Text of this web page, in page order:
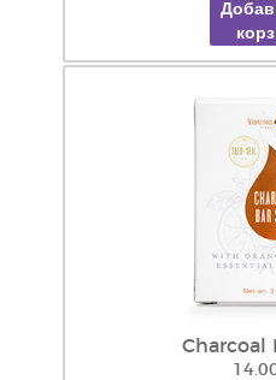
Charcoal